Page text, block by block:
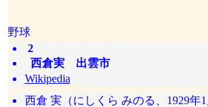
野球
2
西倉実 出雲市
Wikipedia
西倉 実（にしくら みのる、1929年1